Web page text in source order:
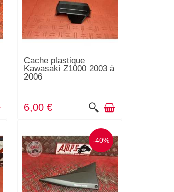
Cache plastique
Kawasaki Z1000 2003 à
2006
6,00 €
-40%